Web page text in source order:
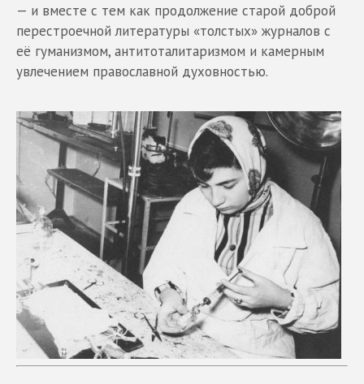
— и вместе с тем как продолжение старой доброй
перестроечной литературы «толстых» журналов с
её гуманизмом, антитоталитаризмом и камерным
увлечением православной духовностью.